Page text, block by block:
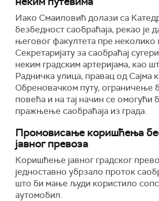
Иако Смаиловић долази са
безбедност саобраћаја, рекао је
његовог факултета пре неколико
Секретаријату за саобраћај
неким градским артеријама, као
Радничка улица, правац од Сајма
Обреновачком путу, ограничење
повећа и на тај начин се омогући
пражњење саобраћаја из града.
Промовисање коришћења
јавног превоза
Коришћење јавног градског
једноставно убрзало проток
што би мање људи користило
аутомобил.